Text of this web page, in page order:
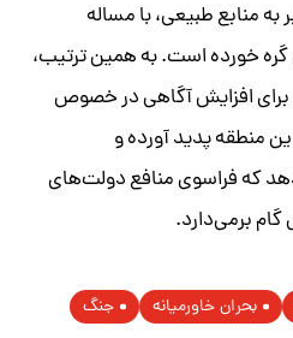
منابع طبیعی، با مساله
خورده است. به همین ترتیب،
برای افزایش آگاهی در خصوص
منطقه پدید آورده و
که فراسوی منافع دولت‌های
برمی‌دارد.
بحران خاورمیانه
جنگ